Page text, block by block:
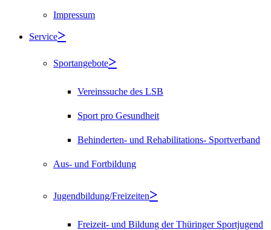
Impressum
Service
Sportangebote
Vereinssuche des LSB
Sport pro Gesundheit
Behinderten- und Rehabilitations- Sportverband
Aus- und Fortbildung
Jugendbildung/Freizeiten
Freizeit- und Bildung der Thüringer Sportjugend